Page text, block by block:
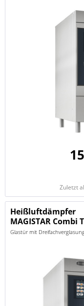
Zuletzt
Heißluftdämpfer
MAGISTAR Combi
Glastür mit